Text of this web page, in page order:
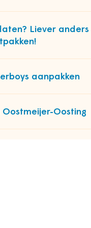
Liever anders
aanpakken
Oostmeijer-Oosting